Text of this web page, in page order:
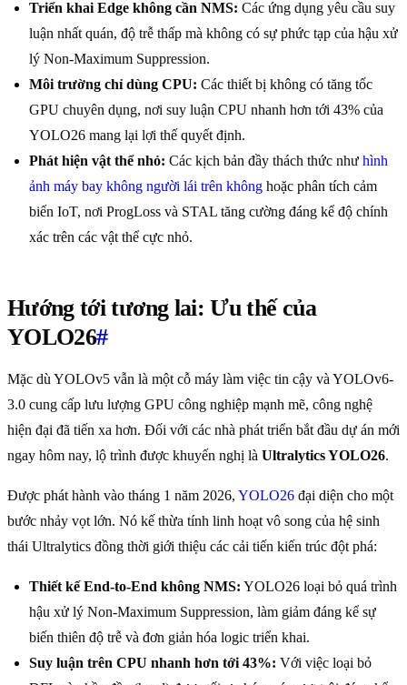
Triển khai Edge không cần NMS: Các ứng dụng yêu cầu suy
luận nhất quán, độ trễ thấp mà không có sự phức tạp của hậu xử
lý Non-Maximum Suppression.
Môi trường chỉ dùng CPU: Các thiết bị không có tăng tốc
GPU chuyên dụng, nơi suy luận CPU nhanh hơn tới 43% của
YOLO26 mang lại lợi thế quyết định.
Phát hiện vật thể nhỏ: Các kịch bản đầy thách thức như hình
ảnh máy bay không người lái trên không hoặc phân tích cảm
biến IoT, nơi ProgLoss và STAL tăng cường đáng kể độ chính
xác trên các vật thể cực nhỏ.
Hướng tới tương lai: Ưu thế của
YOLO26#
Mặc dù YOLOv5 vẫn là một cỗ máy làm việc tin cậy và YOLOv6-
3.0 cung cấp lưu lượng GPU công nghiệp mạnh mẽ, công nghệ
hiện đại đã tiến xa hơn. Đối với các nhà phát triển bắt đầu dự án mới
ngay hôm nay, lộ trình được khuyến nghị là Ultralytics YOLO26.
Được phát hành vào tháng 1 năm 2026, YOLO26 đại diện cho một
bước nhảy vọt lớn. Nó kế thừa tính linh hoạt vô song của hệ sinh
thái Ultralytics đồng thời giới thiệu các cải tiến kiến trúc đột phá:
Thiết kế End-to-End không NMS: YOLO26 loại bỏ quá trình
hậu xử lý Non-Maximum Suppression, làm giảm đáng kể sự
biến thiên độ trễ và đơn giản hóa logic triển khai.
Suy luận trên CPU nhanh hơn tới 43%: Với việc loại bỏ